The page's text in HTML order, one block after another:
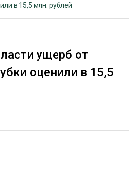
в 15,5 млн. рублей
ущерб от
оценили в 15,5